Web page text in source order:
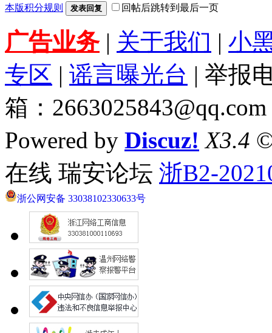
本版积分规则 发表回复 回帖后跳转到最后一页
广告业务| 关于我们 | 小
专区 | 谣言曝光台 | 举报
箱：2663025843@qq.com
Powered by Discuz! X3.4
在线 瑞安论坛 浙B2-
浙公网安备 33038102330633号